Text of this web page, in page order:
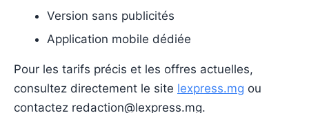
Version sans publicités
Application mobile dédiée
Pour les tarifs précis et les offres actuelles,
consultez directement le site lexpress.mg ou
contactez redaction@lexpress.mg.